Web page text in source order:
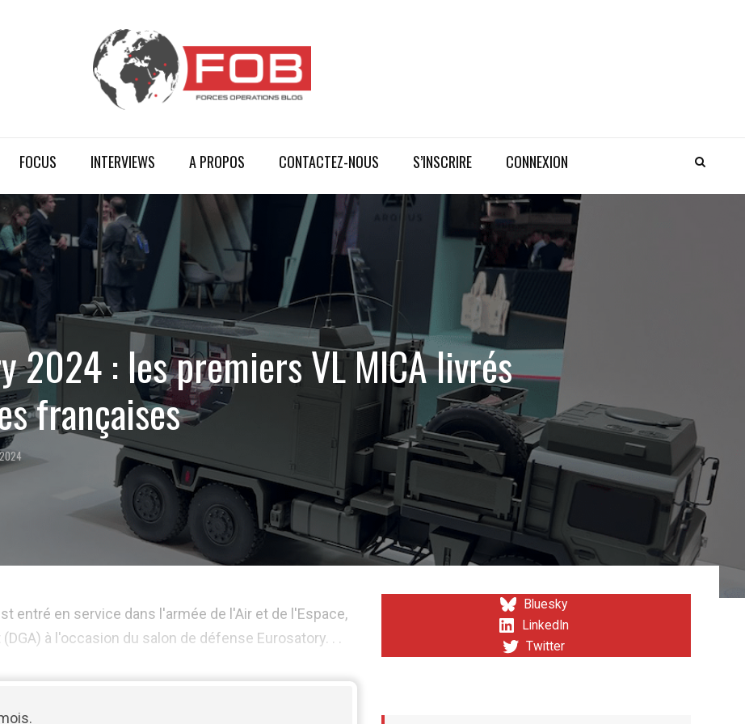
FOCUS INTERVIEWS A PROPOS CONTACTEZ-NOUS S’INSCRIRE CONNEXION
2024 : les premiers VL MICA livrés
françaises
entré en service dans l'armée de l'Air et de l'Espace,
à l'occasion du salon de défense Eurosatory. . .
Bluesky
LinkedIn
Twitter